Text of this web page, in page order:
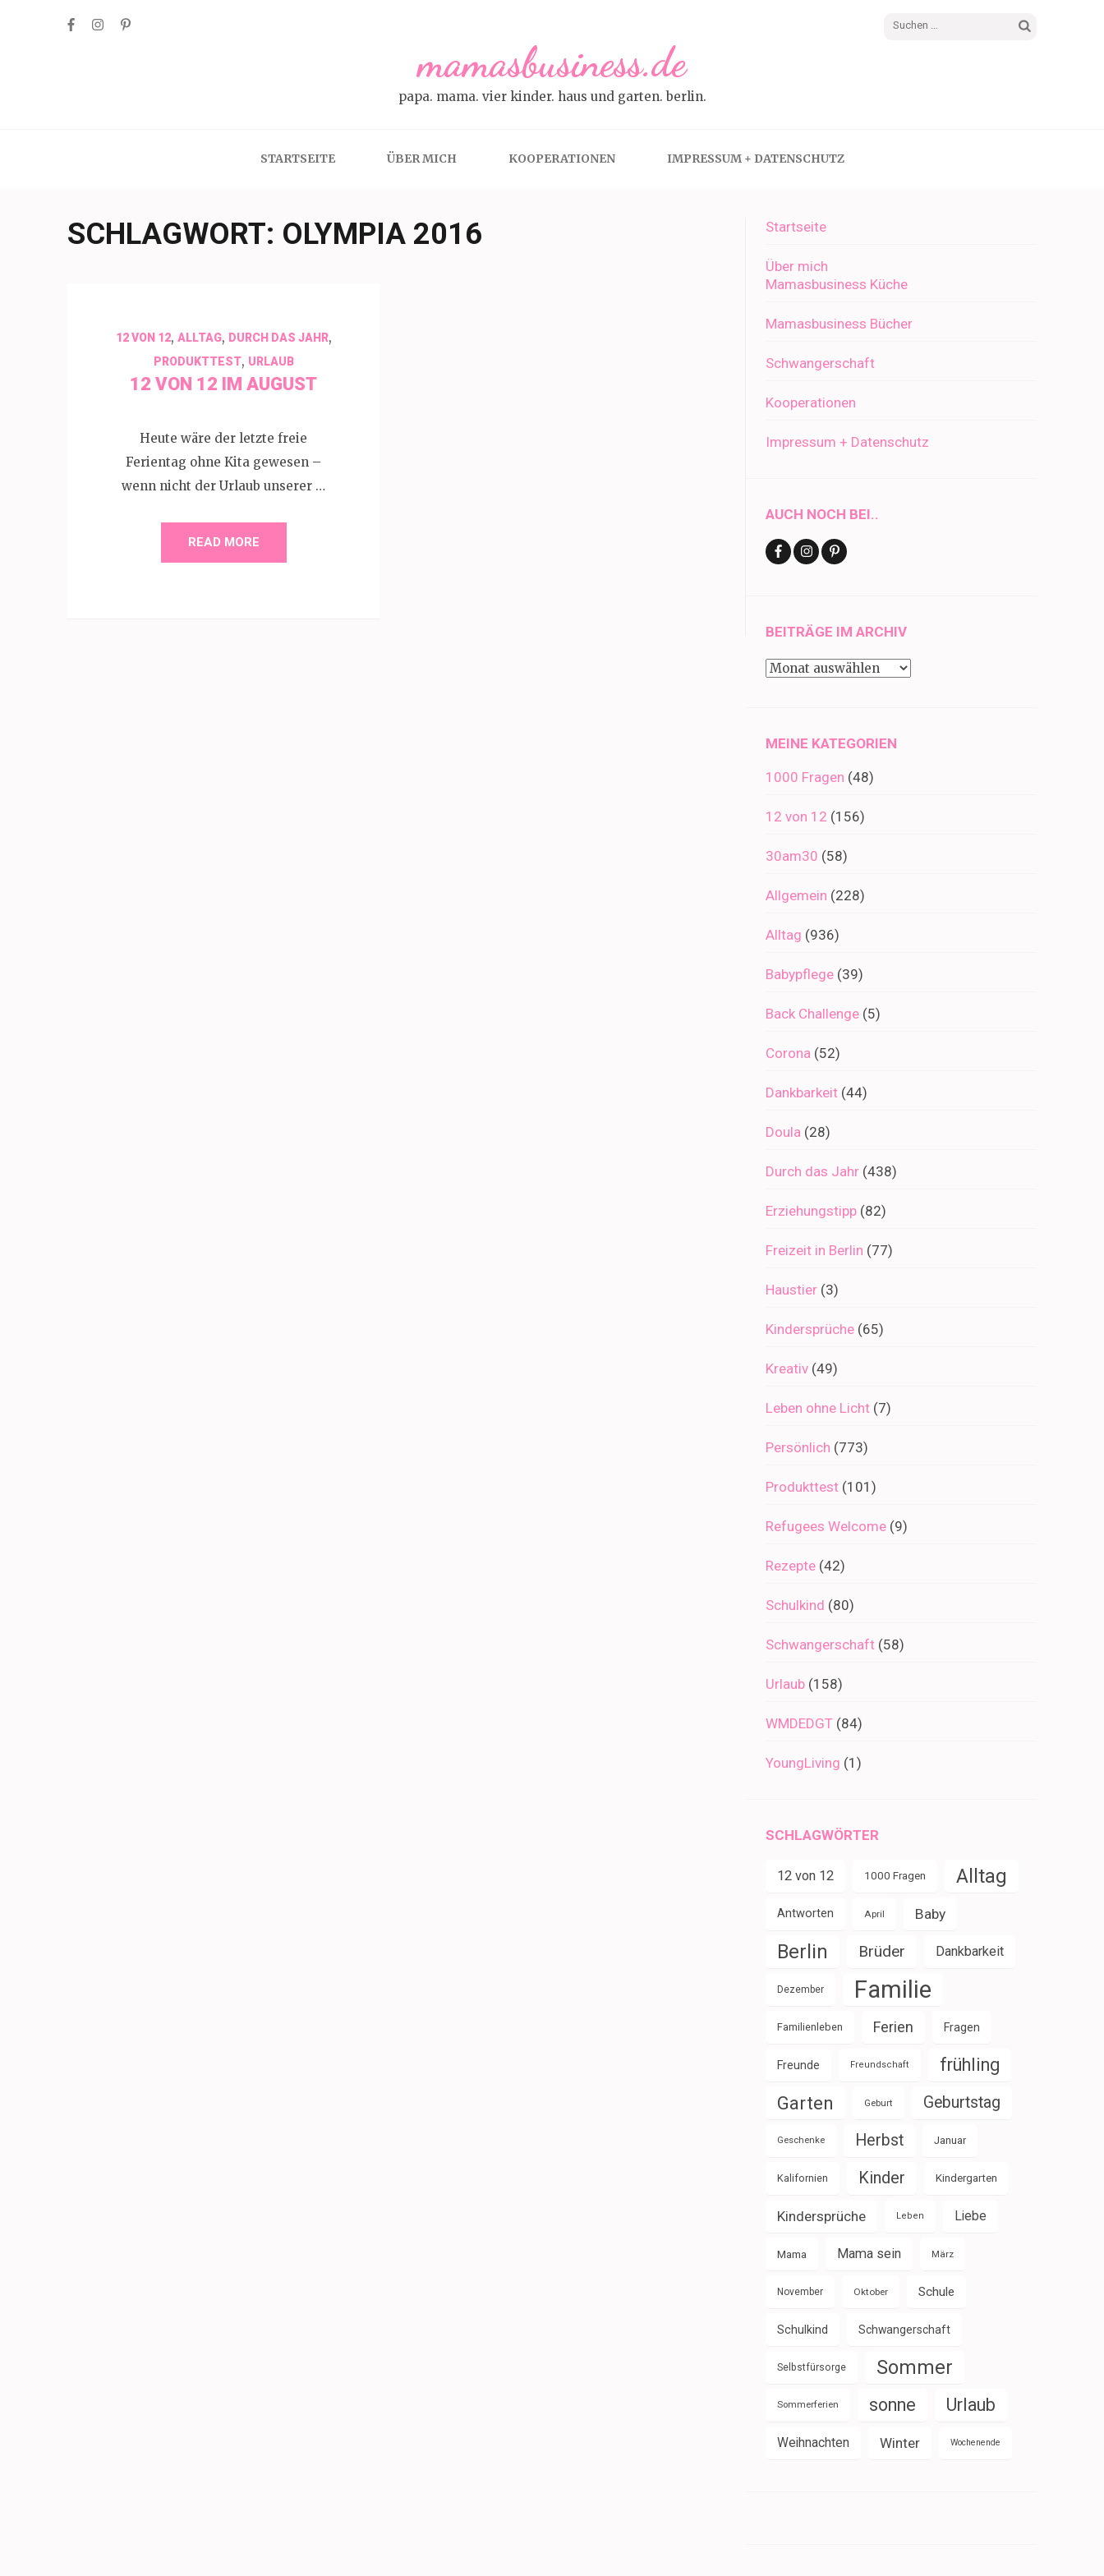
Suchen
mamasbusiness.de
papa. mama. vier kinder. haus und garten. berlin.
STARTSEITE ÜBER MICH KOOPERATIONEN IMPRESSUM + DATENSCHUTZ
SCHLAGWORT: OLYMPIA 2016
12 VON 12, ALLTAG, DURCH DAS JAHR,
PRODUKTTEST, URLAUB
12 VON 12 IM AUGUST
Heute wäre der letzte freie
Ferientag ohne Kita gewesen –
wenn nicht der Urlaub unserer …
READ MORE
Startseite
Über mich
Mamasbusiness Küche
Mamasbusiness Bücher
Schwangerschaft
Kooperationen
Impressum + Datenschutz
AUCH NOCH BEI..
BEITRÄGE IM ARCHIV
Beiträge
MEINE KATEGORIEN
1000 Fragen (48)
12 von 12 (156)
30am30 (58)
Allgemein (228)
Alltag (936)
Babypflege (39)
Back Challenge (5)
Corona (52)
Dankbarkeit (44)
Doula (28)
Durch das Jahr (438)
Erziehungstipp (82)
Freizeit in Berlin (77)
Haustier (3)
Kindersprüche (65)
Kreativ (49)
Leben ohne Licht (7)
Persönlich (773)
Produkttest (101)
Refugees Welcome (9)
Rezepte (42)
Schulkind (80)
Schwangerschaft (58)
Urlaub (158)
WMDEDGT (84)
YoungLiving (1)
SCHLAGWÖRTER
12 von 12 1000 Fragen Alltag
Antworten April Baby
Berlin Brüder Dankbarkeit
Dezember Familie
Familienleben Ferien Fragen
Freunde Freundschaft frühling
Garten Geburt Geburtstag
Geschenke Herbst Januar
Kalifornien Kinder Kindergarten
Kindersprüche Leben Liebe
Mama Mama sein März
November Oktober Schule
Schulkind Schwangerschaft
Selbstfürsorge Sommer
Sommerferien sonne Urlaub
Weihnachten Winter Wochenende